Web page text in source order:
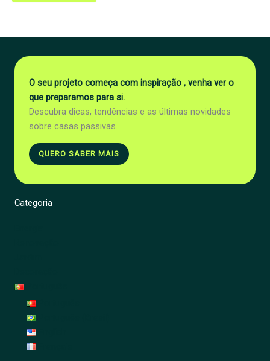
O seu projeto começa com inspiração , venha ver o
que preparamos para si.
Descubra dicas, tendências e as últimas novidades
sobre casas passivas.
QUERO SABER MAIS
Categoria